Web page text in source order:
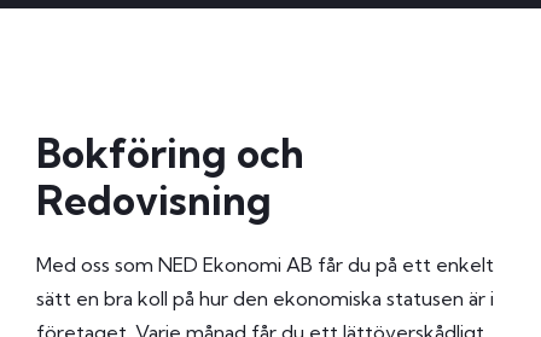
Bokföring och
Redovisning
Med oss som NED Ekonomi AB får du på ett enkelt
sätt en bra koll på hur den ekonomiska statusen är i
företaget. Varje månad får du ett lättöverskådligt